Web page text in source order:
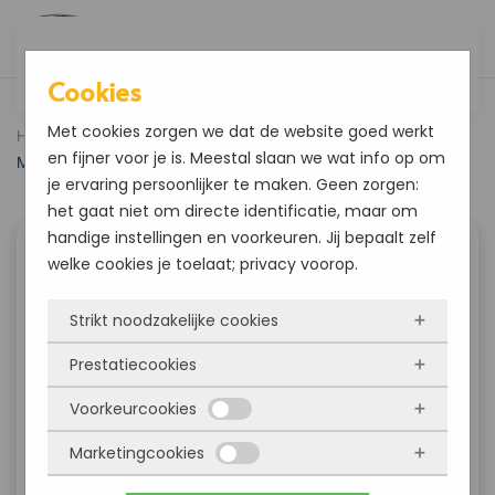
Home Blogs en instructievideo’s Blog
Velgenreiniger van
Mer Original
Cookies
Met cookies zorgen we dat de website goed werkt
en fijner voor je is. Meestal slaan we wat info op om
je ervaring persoonlijker te maken. Geen zorgen:
het gaat niet om directe identificatie, maar om
handige instellingen en voorkeuren. Jij bepaalt zelf
welke cookies je toelaat; privacy voorop.
Strikt noodzakelijke cookies
Deze cookies zorgen ervoor dat de website
überhaupt werkt. Ze zijn dus altijd actief en
kunnen niet worden uitgezet. Meestal worden
ze alleen geplaatst als jij iets doet, zoals
inloggen, een formulier invullen of je
Prestatiecookies
Met deze cookies zien we hoe vaak onze site
bezocht wordt, waar bezoekers vandaan
komen en welke pagina’s populair zijn. Zo
Voorkeurcookies
Deze cookies onthouden jouw voorkeuren.
Marketingcookies